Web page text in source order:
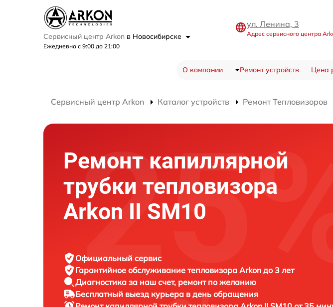
Сервисный центр Arkon в Новосибирске
Ежедневно с 9:00 до 21:00
ул. Ленина, 3
Адрес сервисного центра
О компании Ремонт устройств Цена
Сервисный центр Arkon Каталог устройств Ремонт Тепловизоров
Ремонт капиллярной
трубки тепловизора
Arkon II SM10
Официальный сервис
Гарантийное обслуживание тепловизора Arkon до 3 лет
Диагностика за наш счет, ремонт по желанию
Бесплатный выезд курьера в день обращения